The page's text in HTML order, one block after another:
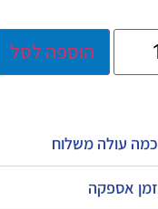
הוספה לסל
כמה עולה משלוח
זמן אספקה